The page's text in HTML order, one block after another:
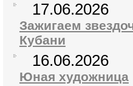
17.06.2026
Зажигаем
Кубани
16.06.2026
Юная художница